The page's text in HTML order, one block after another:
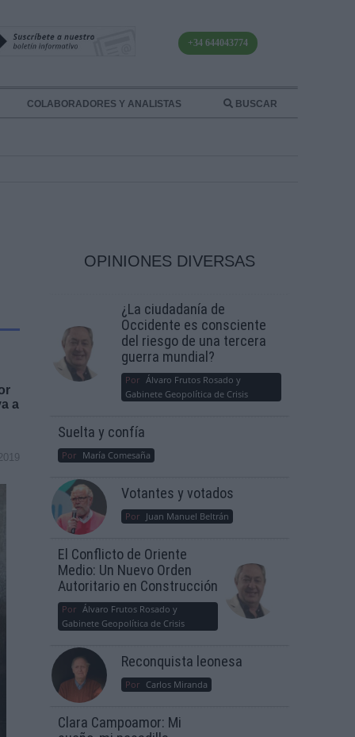
+34 644043774
COLABORADORES Y ANALISTAS BUSCAR
a
OPINIONES DIVERSAS
¿La ciudadanía de
Occidente es consciente
del riesgo de una tercera
guerra mundial?
Por Álvaro Frutos Rosado y
Gabinete Geopolítica de Crisis
Suelta y confía
Por María Comesaña
Votantes y votados
Por Juan Manuel Beltrán
El Conflicto de Oriente
Medio: Un Nuevo Orden
Autoritario en Construcción
Por Álvaro Frutos Rosado y
Gabinete Geopolítica de Crisis
Reconquista leonesa
Por Carlos Miranda
Clara Campoamor: Mi